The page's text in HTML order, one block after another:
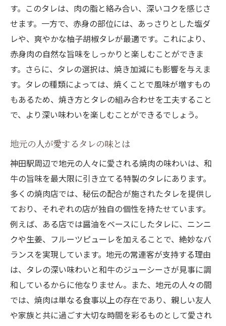
す。このタレは、肉の脂と絡み合い、深いコクを感じさ
せます。一方で、赤身の部位には、あっさりとした塩ダ
レや、爽やかな柚子胡椒タレが最適です。これにより、
赤身肉の自然な旨味をしっかりと楽しむことができま
す。さらに、タレの選択は、焼き加減にも影響を与えま
す。タレの種類によっては、焼くことで風味が増すもの
もあるため、焼き方とタレの組み合わせを工夫すること
で、より深い味わいを楽しむことができるでしょう。
地元の人が愛するタレの味とは
神田駅周辺で地元の人々に愛される焼肉の味わいは、和
牛の旨味を最大限に引き立てる特製のタレにあります。
多くの焼肉店では、秘伝の配合が施されたタレを提供し
ており、それぞれの店が独自の個性を持たせています。
例えば、ある店では醤油をベースにしたタレに、ニンニ
クや生姜、フルーツピューレを加えることで、絶妙なバ
ランスを実現しています。地元の常連客が支持する理由
は、タレの深い味わいと和牛のジューシーさが見事に調
和しているからに他なりません。また、地元の人々の間
では、焼肉は単なる食事以上の存在であり、親しい友人
や家族と共に過ごす大切な時間を彩るものとして愛され